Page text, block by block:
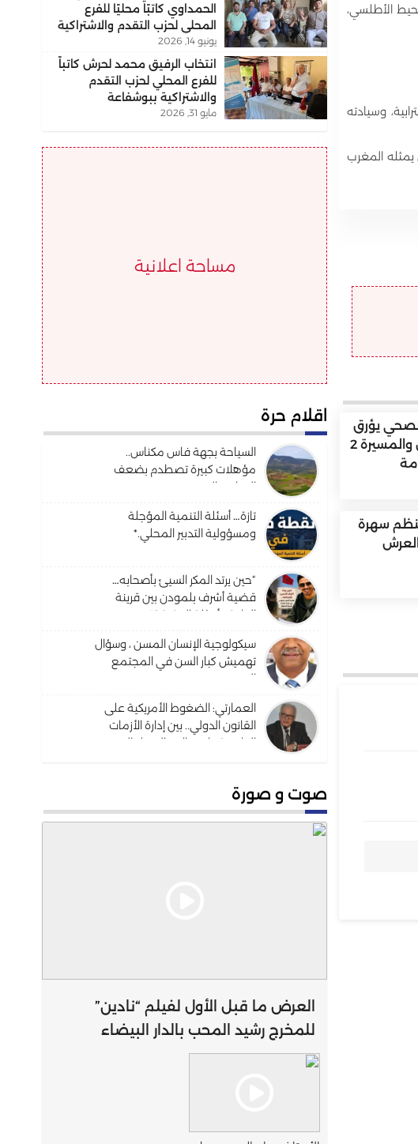
الأطلسي،
وسيادته
يمثله المغرب
يؤرق
ساكنة حي القدس والمسيرة 2
سهرة
الحمداوي كاتبًا محليًا للفرع
المحلي لحزب التقدم والاشتراكية
بسيدي علي بورقبة
يونيو 14, 2026
انتخاب الرفيق محمد لحرش كاتباً
للفرع المحلي لحزب التقدم
والاشتراكية ببوشفاعة
مايو 31, 2026
مساحة اعلانية
اقلام حرة
السياحة بجهة فاس مكناس..
مؤهلات كبيرة تصطدم بضعف
البنيات والترويج
تازة… أسئلة التنمية المؤجلة
ومسؤولية التدبير المحلي.*
“حين يرتد المكر السيئ بأصحابه…
قضية أشرف بلمودن بين قرينة
البراءة وأسئلة الحقيقة”.
سيكولوجية الإنسان المسن ، وسؤال
تهميش كبار السن في المجتمع
المغربي ؟
العمارتي: الضغوط الأمريكية على
القانون الدولي.. بين إدارة الأزمات
الظرفية واحتمالات التحول البنيوي
صوت و صورة
العرض ما قبل الأول لفيلم “نادين”
للمخرج رشيد المحب بالدار البيضاء